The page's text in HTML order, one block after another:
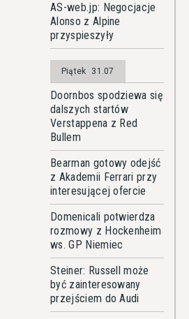
AS-web.jp: Negocjacje
Alonso z Alpine
przyspieszyły
Piątek 31.07
Doornbos spodziewa się
dalszych startów
Verstappena z Red
Bullem
Bearman gotowy odejść
z Akademii Ferrari przy
interesującej ofercie
Domenicali potwierdza
rozmowy z Hockenheim
ws. GP Niemiec
Steiner: Russell może
być zainteresowany
przejściem do Audi